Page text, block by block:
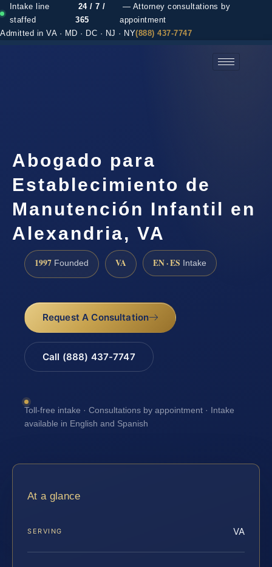
Intake line
staffed
24 / 7 /
365
— Attorney consultations by
appointment
Admitted in VA · MD · DC · NJ · NY(888) 437-7747
Abogado para
Establecimiento de
Manutención Infantil en
Alexandria, VA
1997 Founded VA EN · ES Intake
Request A Consultation
Call (888) 437-7747
Toll-free intake · Consultations by appointment · Intake
available in English and Spanish
At a glance
SERVING VA